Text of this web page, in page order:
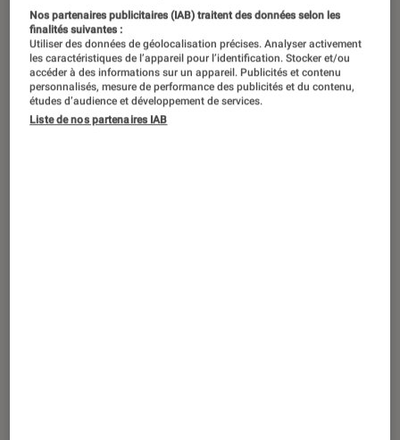
Amazfit : les montres connectées qui
allient santé et technologie
ACTU
Objets connectés • 16 juin 2021
Nos partenaires publicitaires (IAB) traitent des données selon les
finalités suivantes :
Utiliser des données de géolocalisation précises. Analyser activement
les caractéristiques de l’appareil pour l’identification. Stocker et/ou
accéder à des informations sur un appareil. Publicités et contenu
personnalisés, mesure de performance des publicités et du contenu,
études d’audience et développement de services.
Liste de nos partenaires IAB